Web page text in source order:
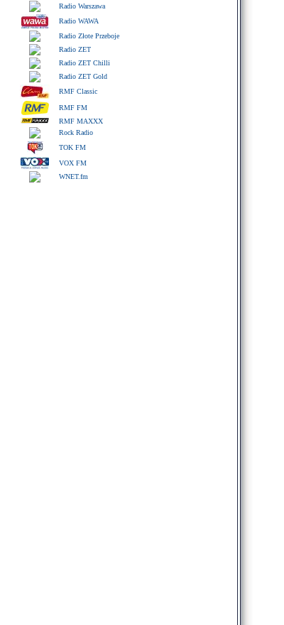
Radio Warszawa
Radio WAWA
Radio Złote Przeboje
Radio ZET
Radio ZET Chilli
Radio ZET Gold
RMF Classic
RMF FM
RMF MAXXX
Rock Radio
TOK FM
VOX FM
WNET.fm